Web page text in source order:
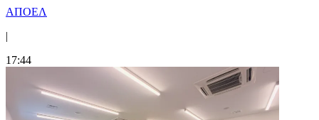
ΑΠΟΕΛ
|
17:44